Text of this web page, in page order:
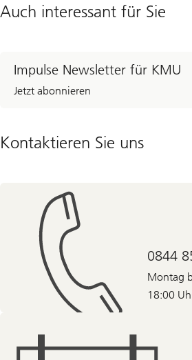
Auch interessant für Sie
Impulse Newsletter für KMU
Jetzt abonnieren
Kontaktieren Sie uns
0844
Montag
18:00